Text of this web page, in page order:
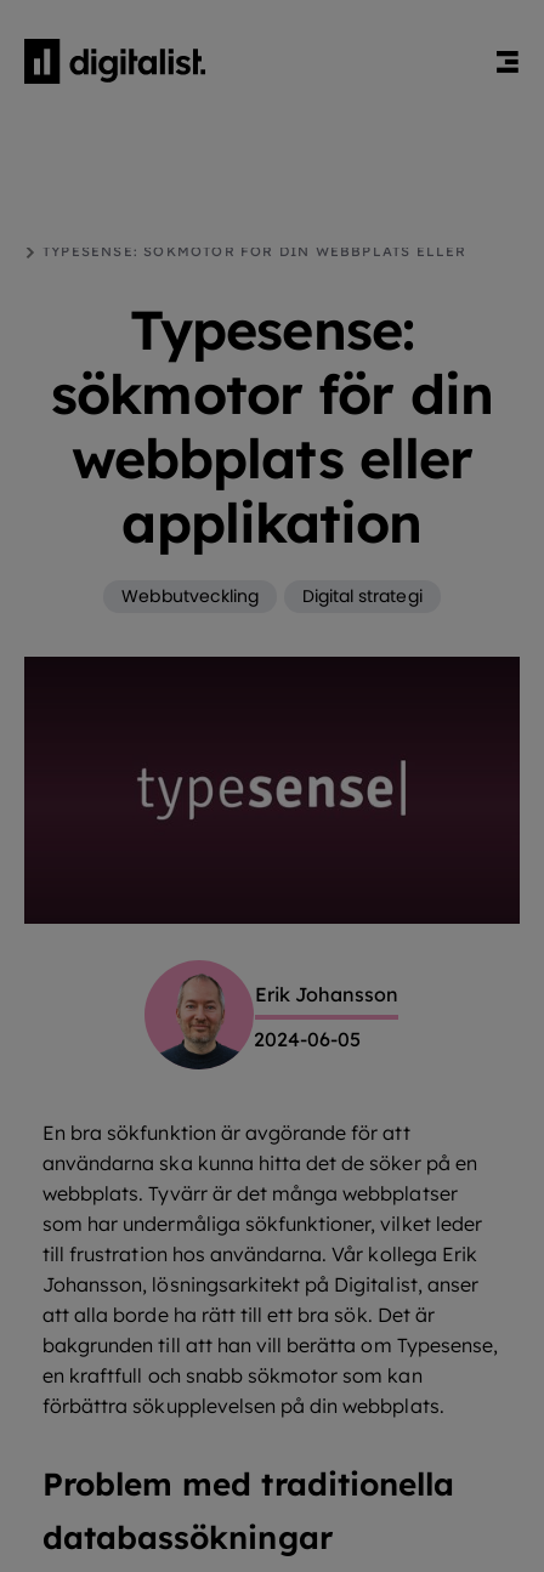
TYPESENSE: SÖKMOTOR FÖR DIN WEBBPLATS ELLER
Typesense:
sökmotor för din
webbplats eller
applikation
Webbutveckling Digital strategi
Erik Johansson
2024-06-05
En bra sökfunktion är avgörande för att
användarna ska kunna hitta det de söker på en
webbplats. Tyvärr är det många webbplatser
som har undermåliga sökfunktioner, vilket leder
till frustration hos användarna. Vår kollega Erik
Johansson, lösningsarkitekt på Digitalist, anser
att alla borde ha rätt till ett bra sök. Det är
bakgrunden till att han vill berätta om Typesense,
en kraftfull och snabb sökmotor som kan
förbättra sökupplevelsen på din webbplats.
Problem med traditionella
databassökningar